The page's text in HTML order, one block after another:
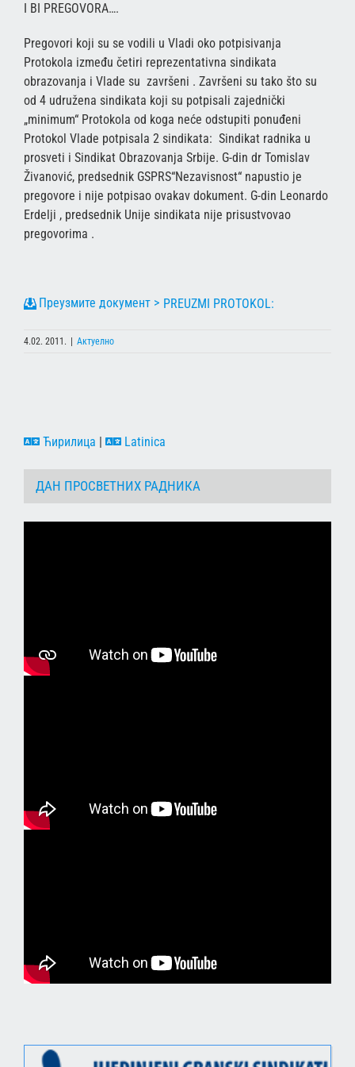
I BI PREGOVORA….
Pregovori koji su se vodili u Vladi oko potpisivanja
Protokola između četiri reprezentativna sindikata
obrazovanja i Vlade su završeni . Završeni su tako što su
od 4 udružena sindikata koji su potpisali zajednički
„minimum“ Protokola od koga neće odstupiti ponuđeni
Protokol Vlade potpisala 2 sindikata: Sindikat radnika u
prosveti i Sindikat Obrazovanja Srbije. G-din dr Tomislav
Živanović, predsednik GSPRS“Nezavisnost“ napustio je
pregovore i nije potpisao ovakav dokument. G-din Leonardo
Erdelji , predsednik Unije sindikata nije prisustvovao
pregovorima .
PREUZMI PROTOKOL:
4.02. 2011. | Актуелно
Ћирилица | Latinica
ДАН ПРОСВЕТНИХ РАДНИКА